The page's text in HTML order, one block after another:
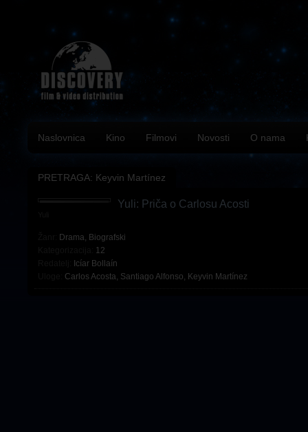
Naslovnica Kino Filmovi Novosti O nama
PRETRAGA: Keyvin Martínez
Yuli: Priča o Carlosu Acosti
Drama, Biografski
12
Icíar Bollaín
Carlos Acosta, Santiago Alfonso, Keyvin Martínez